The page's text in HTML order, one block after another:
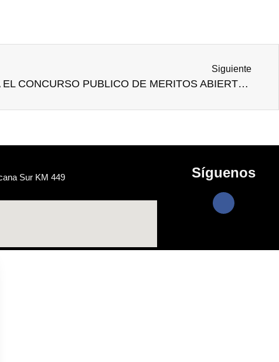
Siguiente
CONVOCATORIA PARA EL CONCURSO PUBLICO DE MERITOS ABIERTO DE DOCENTES REGULARES EN INSTITUTOS Y ESCUELAS DE EDUCACIÓN SUPERIOR TECNOLÓGICA PÚBLICOS – R.V. N° 226-2020-MINEDU
Sur KM 449
Síguenos